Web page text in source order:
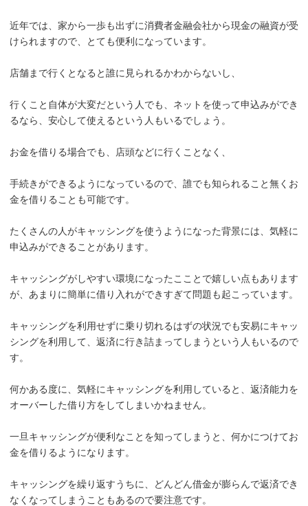
近年では、家から一歩も出ずに消費者金融会社から現金の融資が受
けられますので、とても便利になっています。
店舗まで行くとなると誰に見られるかわからないし、
行くこと自体が大変だという人でも、ネットを使って申込みができ
るなら、安心して使えるという人もいるでしょう。
お金を借りる場合でも、店頭などに行くことなく、
手続きができるようになっているので、誰でも知られること無くお
金を借りることも可能です。
たくさんの人がキャッシングを使うようになった背景には、気軽に
申込みができることがあります。
キャッシングがしやすい環境になったこことで嬉しい点もあります
が、あまりに簡単に借り入れができすぎて問題も起こっています。
キャッシングを利用せずに乗り切れるはずの状況でも安易にキャッ
シングを利用して、返済に行き詰まってしまうという人もいるので
す。
何かある度に、気軽にキャッシングを利用していると、返済能力を
オーバーした借り方をしてしまいかねません。
一旦キャッシングが便利なことを知ってしまうと、何かにつけてお
金を借りるようになります。
キャッシングを繰り返すうちに、どんどん借金が膨らんで返済でき
なくなってしまうこともあるので要注意です。